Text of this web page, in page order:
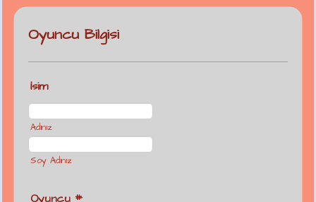
Form Şablonları
Spor Formları
79 Şablon